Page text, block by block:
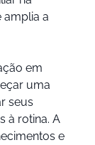
a
em
uma
seus
à rotina. A
e